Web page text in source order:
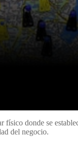
físico donde se
del negocio.